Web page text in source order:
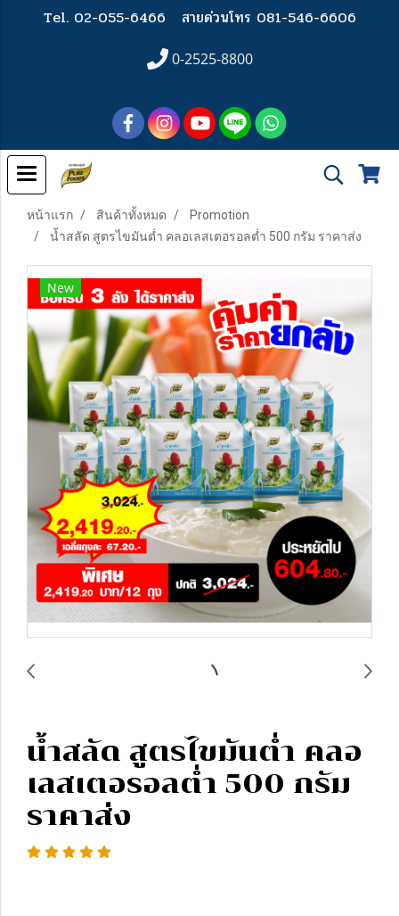
Tel. 02-055-6466 สายด่วนโทร 081-546-6606
0-2525-8800
หน้าแรก สินค้าทั้งหมด
Promotion
น้ำสลัด สูตรไขมันต่ำ คลอเลสเตอรอลต่ำ 500 กรัม ราคาส่ง
New
น้ำสลัด สูตรไขมันต่ำ คลอ
เลสเตอรอลต่ำ 500 กรัม
ราคาส่ง